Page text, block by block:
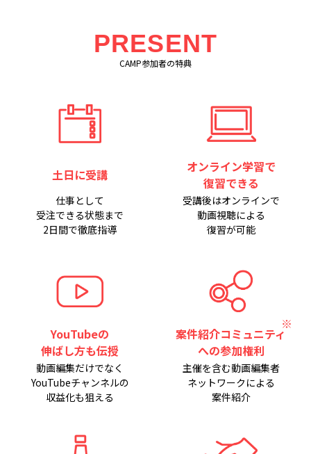
PRESENT
CAMP参加者の特典
土日に受講
仕事として
受注できる状態まで
2日間で徹底指導
オンライン学習で
復習できる
受講後はオンラインで
動画視聴による
復習が可能
YouTubeの
伸ばし方も伝授
動画編集だけでなく
YouTubeチャンネルの
収益化も狙える
案件紹介コミュニティ
への参加権利
主催を含む動画編集者
ネットワークによる
案件紹介